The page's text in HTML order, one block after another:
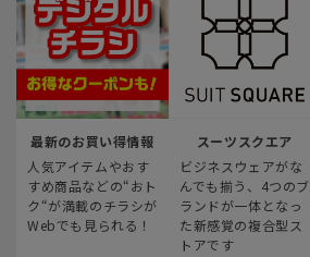
最新のお買い得情報
人気アイテムやおす
すめ商品などの“おト
ク“が満載のチラシが
Webでも見られる！
スーツスクエア
ビジネスウェアがな
んでも揃う、4つのブ
ランドが一体となっ
た新感覚の複合型ス
トアです